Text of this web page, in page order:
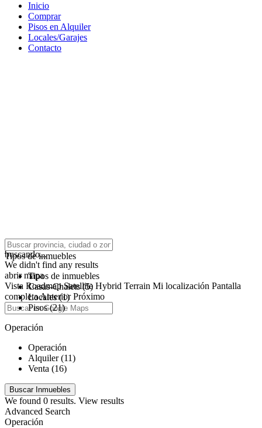
Inicio
Comprar
Pisos en Alquiler
Locales/Garajes
Contacto
click to enable zoom
buscando...
We didn't find any results
abrir mapa
Vista Roadmap Satellite Hybrid Terrain Mi localización Pantalla
completaAnterior Próximo
Tipos de inmuebles
Tipos de inmuebles
Casas-Chalets (5)
Locales (1)
Pisos (21)
Operación
Operación
Alquiler (11)
Venta (16)
We found 0 results. View results
Advanced Search
Operación